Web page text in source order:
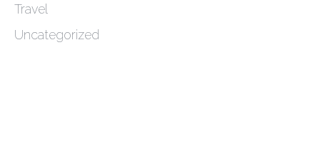
Travel
Uncategorized